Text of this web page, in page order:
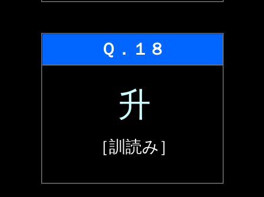
Ｑ．１８
升
［訓読み］